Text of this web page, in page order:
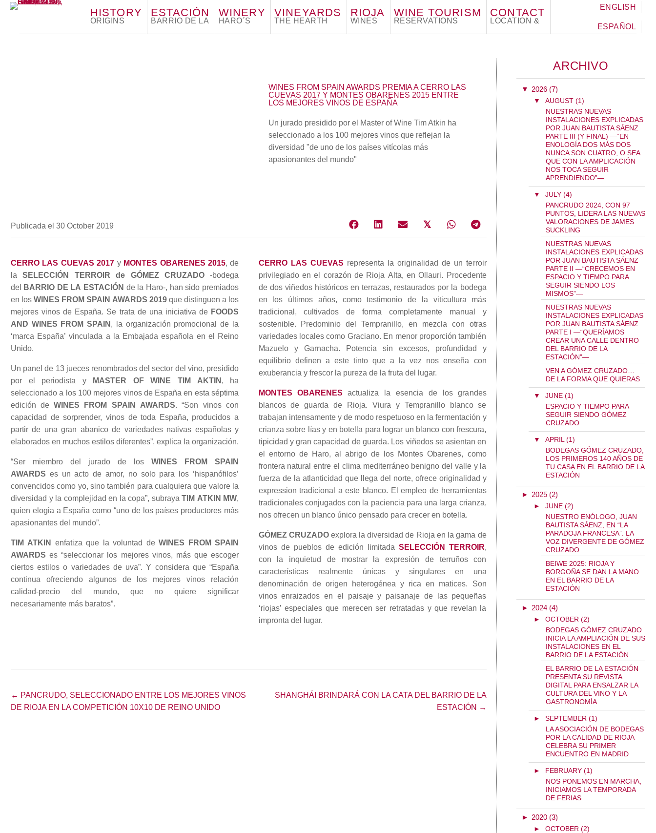
HISTORY
ORIGINS
ESTACIÓN
BARRIO DE LA
WINERY
HARO´S
VINEYARDS
THE HEARTH
RIOJA
WINES
WINE TOURISM
RESERVATIONS
CONTACT
LOCATION &
ESPAÑOL
ENGLISH
WINES FROM SPAIN AWARDS PREMIA A CERRO LAS
CUEVAS 2017 Y MONTES OBARENES 2015 ENTRE
LOS MEJORES VINOS DE ESPAÑA
Un jurado presidido por el Master of Wine Tim Atkin ha
seleccionado a los 100 mejores vinos que reflejan la
diversidad "de uno de los países vitícolas más
apasionantes del mundo"
Publicada el 30 October 2019 𝕏
CERRO LAS CUEVAS 2017 y MONTES OBARENES 2015, de
la SELECCIÓN TERROIR de GÓMEZ CRUZADO -bodega
del
BARRIO DE LA ESTACIÓN de la Haro-, han sido premiados
en los WINES FROM SPAIN AWARDS 2019 que distinguen a los
mejores vinos de España. Se trata de una iniciativa de FOODS
AND WINES FROM SPAIN , la organización promocional de la
‘marca España’ vinculada a la Embajada española en el Reino
Unido.
Un panel de 13 jueces renombrados del sector del vino, presidido
por el periodista y
MASTER OF WINE TIM AKTIN , ha
seleccionado a los 100 mejores vinos de España en esta séptima
edición de WINES FROM SPAIN AWARDS. “Son vinos con
capacidad de sorprender, vinos de toda España, producidos a
partir de una gran abanico de variedades nativas españolas y
elaborados en muchos estilos diferentes”, explica la organización.
“Ser miembro del jurado de los WINES FROM SPAIN
AWARDS es un acto de amor, no solo para los ‘hispanófilos’
convencidos como yo, sino también para cualquiera que valore la
diversidad y la complejidad en la copa”, subraya TIM ATKIN MW,
quien elogia a España como “uno de los países productores más
apasionantes del mundo”.
TIM ATKIN enfatiza que la voluntad de WINES FROM SPAIN
AWARDS es “seleccionar los mejores vinos, más que escoger
ciertos estilos o variedades de uva”. Y considera que “España
continua ofreciendo algunos de los mejores vinos relación
calidad-precio del mundo, que no quiere significar
necesariamente más baratos”.
CERRO LAS CUEVAS representa la originalidad de un terroir
privilegiado en el corazón de Rioja Alta, en Ollauri. Procedente
de dos viñedos históricos en terrazas, restaurados por la bodega
en los últimos años, como testimonio de la viticultura más
tradicional, cultivados de forma completamente manual y
sostenible. Predominio del Tempranillo, en mezcla con otras
variedades locales como Graciano. En menor proporción también
Mazuelo y Garnacha. Potencia sin excesos, profundidad y
equilibrio definen a este tinto que a la vez nos enseña con
exuberancia y frescor la pureza de la fruta del lugar.
MONTES OBARENES actualiza la esencia de los grandes
blancos de guarda de Rioja. Viura y Tempranillo blanco se
trabajan intensamente y de modo respetuoso en la fermentación y
crianza sobre lías y en botella para lograr un blanco con frescura,
tipicidad y gran capacidad de guarda. Los viñedos se asientan en
el entorno de Haro, al abrigo de los Montes Obarenes, como
frontera natural entre el clima mediterráneo benigno del valle y la
fuerza de la atlanticidad que llega del norte, ofrece originalidad y
expression tradicional a este blanco. El empleo de herramientas
tradicionales conjugados con la paciencia para una larga crianza,
nos ofrecen un blanco único pensado para crecer en botella.
GÓMEZ CRUZADOexplora la diversidad de Rioja en la gama de
vinos de pueblos de edición limitada SELECCIÓN TERROIR,
con la inquietud de mostrar la expresión de terruños con
características realmente únicas y singulares en una
denominación de origen heterogénea y rica en matices. Son
vinos enraizados en el paisaje y paisanaje de las pequeñas
‘riojas’ especiales que merecen ser retratadas y que revelan la
impronta del lugar.
Posts
navigation
← PANCRUDO, SELECCIONADO ENTRE LOS MEJORES VINOS
DE RIOJA EN LA COMPETICIÓN 10X10 DE REINO UNIDO
SHANGHÁI BRINDARÁ CON LA CATA DEL BARRIO DE LA
ESTACIÓN →
ARCHIVO
▼ 2026 (7)
▼ AUGUST (1)
NUESTRAS NUEVAS
INSTALACIONES EXPLICADAS
POR JUAN BAUTISTA SÁENZ
PARTE III (Y FINAL) —“EN
ENOLOGÍA DOS MÁS DOS
NUNCA SON CUATRO, O SEA
QUE CON LA AMPLICACIÓN
NOS TOCA SEGUIR
APRENDIENDO”—
▼ JULY (4)
PANCRUDO 2024, CON 97
PUNTOS, LIDERA LAS NUEVAS
VALORACIONES DE JAMES
SUCKLING
NUESTRAS NUEVAS
INSTALACIONES EXPLICADAS
POR JUAN BAUTISTA SÁENZ
PARTE II —“CRECEMOS EN
ESPACIO Y TIEMPO PARA
SEGUIR SIENDO LOS
MISMOS”—
NUESTRAS NUEVAS
INSTALACIONES EXPLICADAS
POR JUAN BAUTISTA SÁENZ
PARTE I —“QUERÍAMOS
CREAR UNA CALLE DENTRO
DEL BARRIO DE LA
ESTACIÓN”—
VEN A GÓMEZ CRUZADO…
DE LA FORMA QUE QUIERAS
▼ JUNE (1)
ESPACIO Y TIEMPO PARA
SEGUIR SIENDO GÓMEZ
CRUZADO
▼ APRIL (1)
BODEGAS GÓMEZ CRUZADO,
LOS PRIMEROS 140 AÑOS DE
TU CASA EN EL BARRIO DE LA
ESTACIÓN
► 2025 (2)
► JUNE (2)
NUESTRO ENÓLOGO, JUAN
BAUTISTA SÁENZ, EN “LA
PARADOJA FRANCESA”. LA
VOZ DIVERGENTE DE GÓMEZ
CRUZADO.
BEIWE 2025: RIOJA Y
BORGOÑA SE DAN LA MANO
EN EL BARRIO DE LA
ESTACIÓN
► 2024 (4)
► OCTOBER (2)
BODEGAS GÓMEZ CRUZADO
INICIA LA AMPLIACIÓN DE SUS
INSTALACIONES EN EL
BARRIO DE LA ESTACIÓN
EL BARRIO DE LA ESTACIÓN
PRESENTA SU REVISTA
DIGITAL PARA ENSALZAR LA
CULTURA DEL VINO Y LA
GASTRONOMÍA
► SEPTEMBER (1)
LA ASOCIACIÓN DE BODEGAS
POR LA CALIDAD DE RIOJA
CELEBRA SU PRIMER
ENCUENTRO EN MADRID
► FEBRUARY (1)
NOS PONEMOS EN MARCHA,
INICIAMOS LA TEMPORADA
DE FERIAS
► 2020 (3)
► OCTOBER (2)